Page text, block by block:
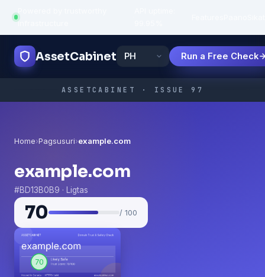
infrastructure
AssetCabinet Run a Free Check
ASSETCABINET · ISSUE 97
Home›Pagsusuri›example.com
example.com
#BD13B0B9 · Ligtas
70 / 100